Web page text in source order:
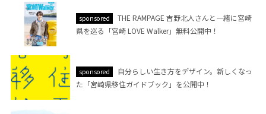
sponsored
THE RAMPAGE 吉野北人さんと一緒に宮崎
県を巡る「宮崎 LOVE Walker」無料公開中！
sponsored
自分らしい生き方をデザイン。新しくなっ
た「宮崎県移住ガイドブック」を公開中！